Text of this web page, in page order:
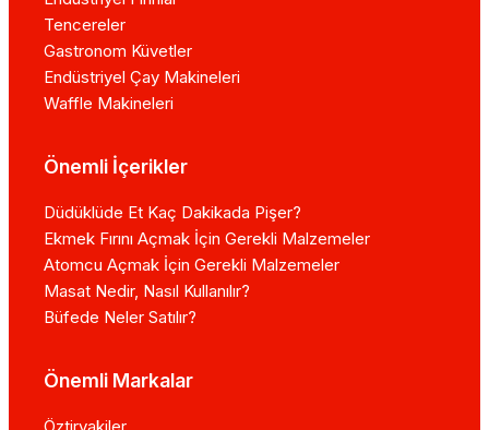
Tencereler
Gastronom Küvetler
Endüstriyel Çay Makineleri
Waffle Makineleri
Önemli İçerikler
Düdüklüde Et Kaç Dakikada Pişer?
Ekmek Fırını Açmak İçin Gerekli Malzemeler
Atomcu Açmak İçin Gerekli Malzemeler
Masat Nedir, Nasıl Kullanılır?
Büfede Neler Satılır?
Önemli Markalar